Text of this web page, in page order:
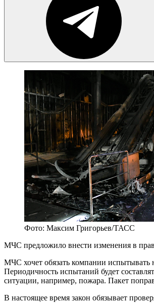
Фото: Максим Григорьев/ТАСС
МЧС предложило внести изменения в
МЧС хочет обязать компании испытывать
Периодичность испытаний будет
ситуации, например, пожара. Пакет
В настоящее время закон обязывает